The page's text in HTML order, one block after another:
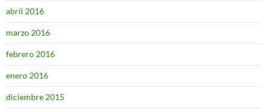
abril 2016
marzo 2016
febrero 2016
enero 2016
diciembre 2015